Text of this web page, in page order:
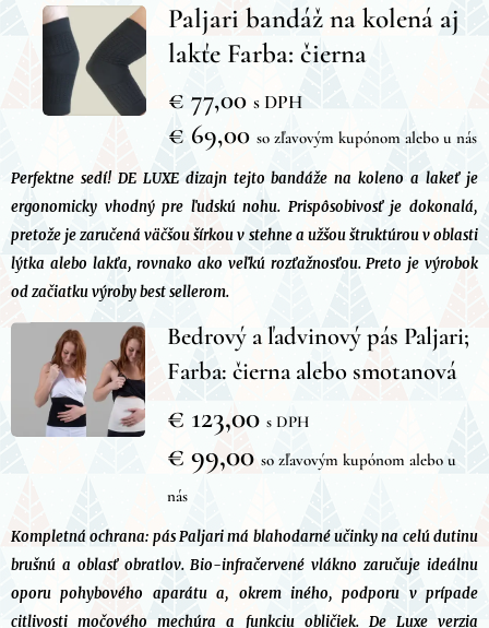
Paljari bandáž na kolená aj
lakťe Farba: čierna
€ 77,00s DPH
€ 69,00so zľavovým kupónom alebo u nás
Perfektne sedí! DE LUXE dizajn tejto bandáže na koleno a lakeť je
ergonomicky vhodný pre ľudskú nohu. Prispôsobivosť je dokonalá,
pretože je zaručená väčšou šírkou v stehne a užšou štruktúrou v oblasti
lýtka alebo lakťa, rovnako ako veľkú rozťažnosťou. Preto je výrobok
od začiatku výroby best sellerom.
Bedrový a ľadvinový pás Paljari;
Farba: čierna alebo smotanová
€ 123,00 s DPH
€ 99,00 so zľavovým kupónom alebo u
nás
Kompletná ochrana: pás Paljari má blahodarné učinky na celú dutinu
brušnú a oblasť obratlov. Bio-infračervené vlákno zaručuje ideálnu
oporu pohybového aparátu a, okrem iného, podporu v prípade
citlivosti močového mechúra a funkciu obličiek. De Luxe verzia